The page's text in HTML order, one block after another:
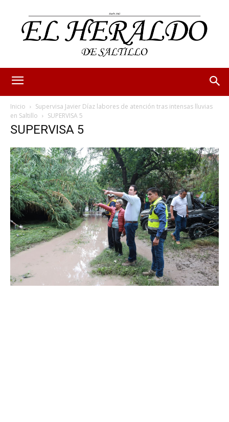
Inicio
Supervisa Javier Díaz labores de atención tras intensas lluvias
en Saltillo
SUPERVISA 5
SUPERVISA 5